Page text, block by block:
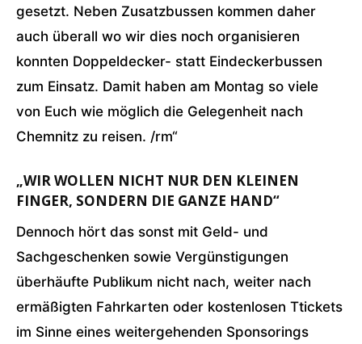
gesetzt. Neben Zusatzbussen kommen daher
auch überall wo wir dies noch organisieren
konnten Doppeldecker- statt Eindeckerbussen
zum Einsatz. Damit haben am Montag so viele
von Euch wie möglich die Gelegenheit nach
Chemnitz zu reisen. /rm“
„WIR WOLLEN NICHT NUR DEN KLEINEN
FINGER, SONDERN DIE GANZE HAND“
Dennoch hört das sonst mit Geld- und
Sachgeschenken sowie Vergünstigungen
überhäufte Publikum nicht nach, weiter nach
ermäßigten Fahrkarten oder kostenlosen Ttickets
im Sinne eines weitergehenden Sponsorings